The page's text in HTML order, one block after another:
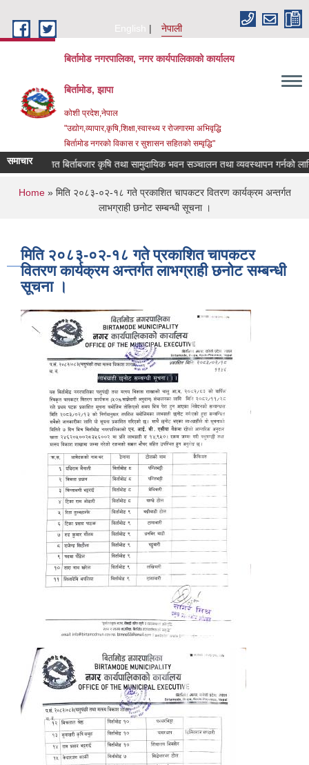
English
नेपाली
बिर्तामोड नगरपालिका, नगर कार्यपालिकाको कार्यालय
बिर्तामोड, झापा
कोशी प्रदेश,नेपाल
"उद्योग,व्यापार,कृषि,शिक्षा,स्वास्थ्य र रोजगारमा अभिवृद्धि
बिर्तामोड नगरको विकास र सुशासन सहितको सम्वृद्धि"
समाचार बिर्ताबजार कृषि तथा सामुदायिक भवन सञ्चालन तथा व्यवस्थापन गर्नको लागि
You are here
Home» मिति २०८३-०२-१८ गते प्रकाशित चापकटर वितरण कार्यक्रम अन्तर्गत
लाभग्राही छनोट सम्बन्धी सूचना ।
मिति २०८३-०२-१८ गते प्रकाशित चापकटर
वितरण कार्यक्रम अन्तर्गत लाभग्राही छनोट सम्बन्धी
सूचना ।